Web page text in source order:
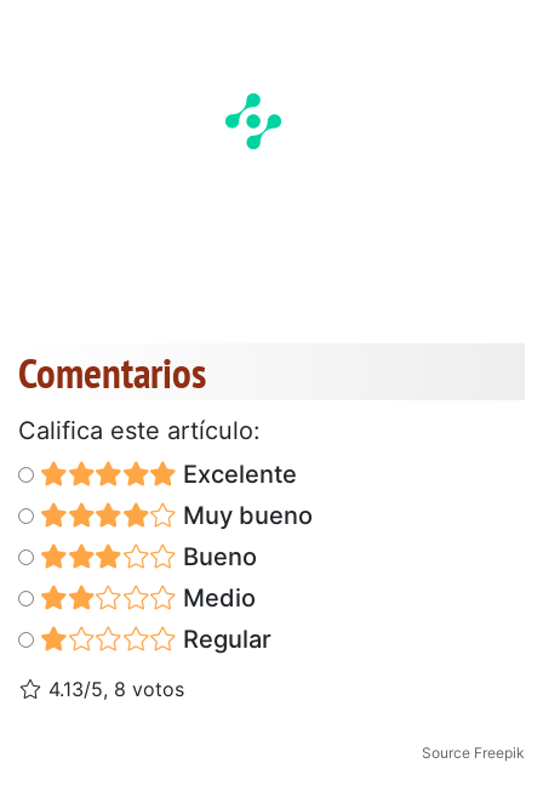
Comentarios
Califica este artículo:
Excelente
Muy bueno
Bueno
Medio
Regular
4.13/5, 8 votos
Source Freepik